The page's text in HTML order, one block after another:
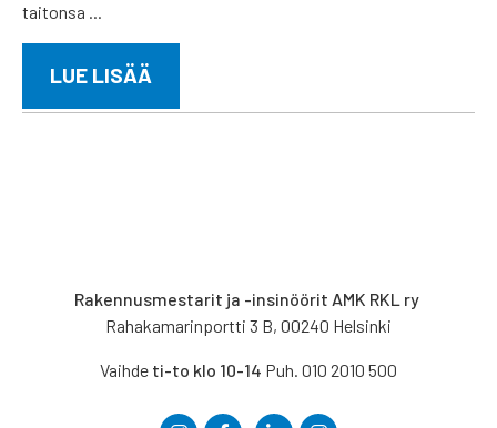
taitonsa ...
LUE LISÄÄ
Rakennusmestarit ja -insinöörit AMK RKL ry
Rahakamarinportti 3 B, 00240 Helsinki
Vaihde ti-to klo 10-14 Puh. 010 2010 500